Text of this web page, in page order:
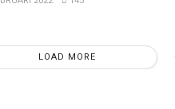
LOAD MORE